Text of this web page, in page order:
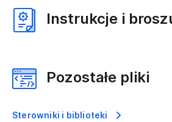
Instrukcje i
Pozostałe pliki
Sterowniki i biblioteki